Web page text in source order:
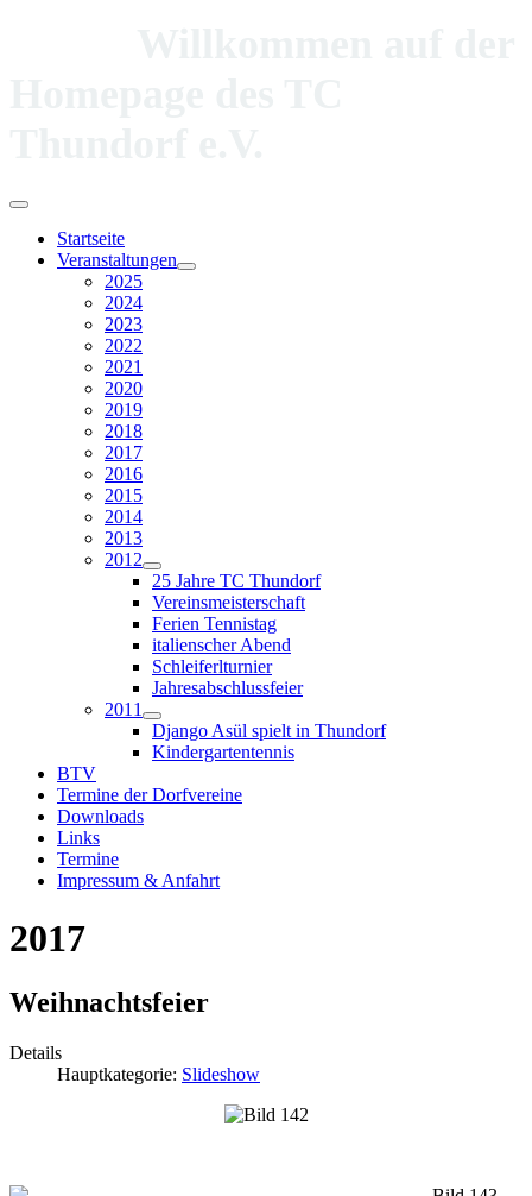
Startseite
Veranstaltungen
2025
2024
2023
2022
2021
2020
2019
2018
2017
2016
2015
2014
2013
2012
25 Jahre TC Thundorf
Vereinsmeisterschaft
Ferien Tennistag
italienscher Abend
Schleiferlturnier
Jahresabschlussfeier
2011
Django Asül spielt in Thundorf
Kindergartentennis
BTV
Termine der Dorfvereine
Downloads
Links
Termine
Impressum & Anfahrt
2017
Weihnachtsfeier
Details
Hauptkategorie: Slideshow